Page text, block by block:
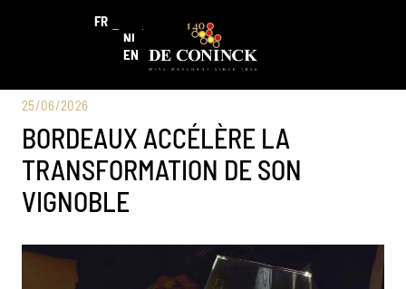
FR
NL
EN
25/06/2026
BORDEAUX ACCÉLÈRE LA
TRANSFORMATION DE SON
VIGNOBLE